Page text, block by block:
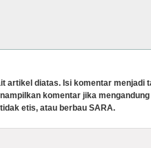
artikel diatas. Isi komentar menjadi
komentar jika
etis, atau berbau SARA.